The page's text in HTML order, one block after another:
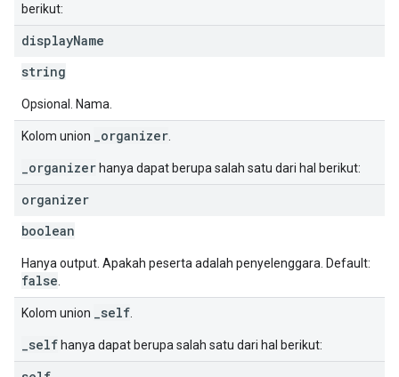
berikut:
displayName
string
Opsional. Nama.
Kolom union _organizer
_organizer hanya dapat berupa salah satu dari hal berikut:
organizer
boolean
Hanya output. Apakah peserta adalah penyelenggara. Default:
false
Kolom union _self
_self hanya dapat berupa salah satu dari hal berikut: